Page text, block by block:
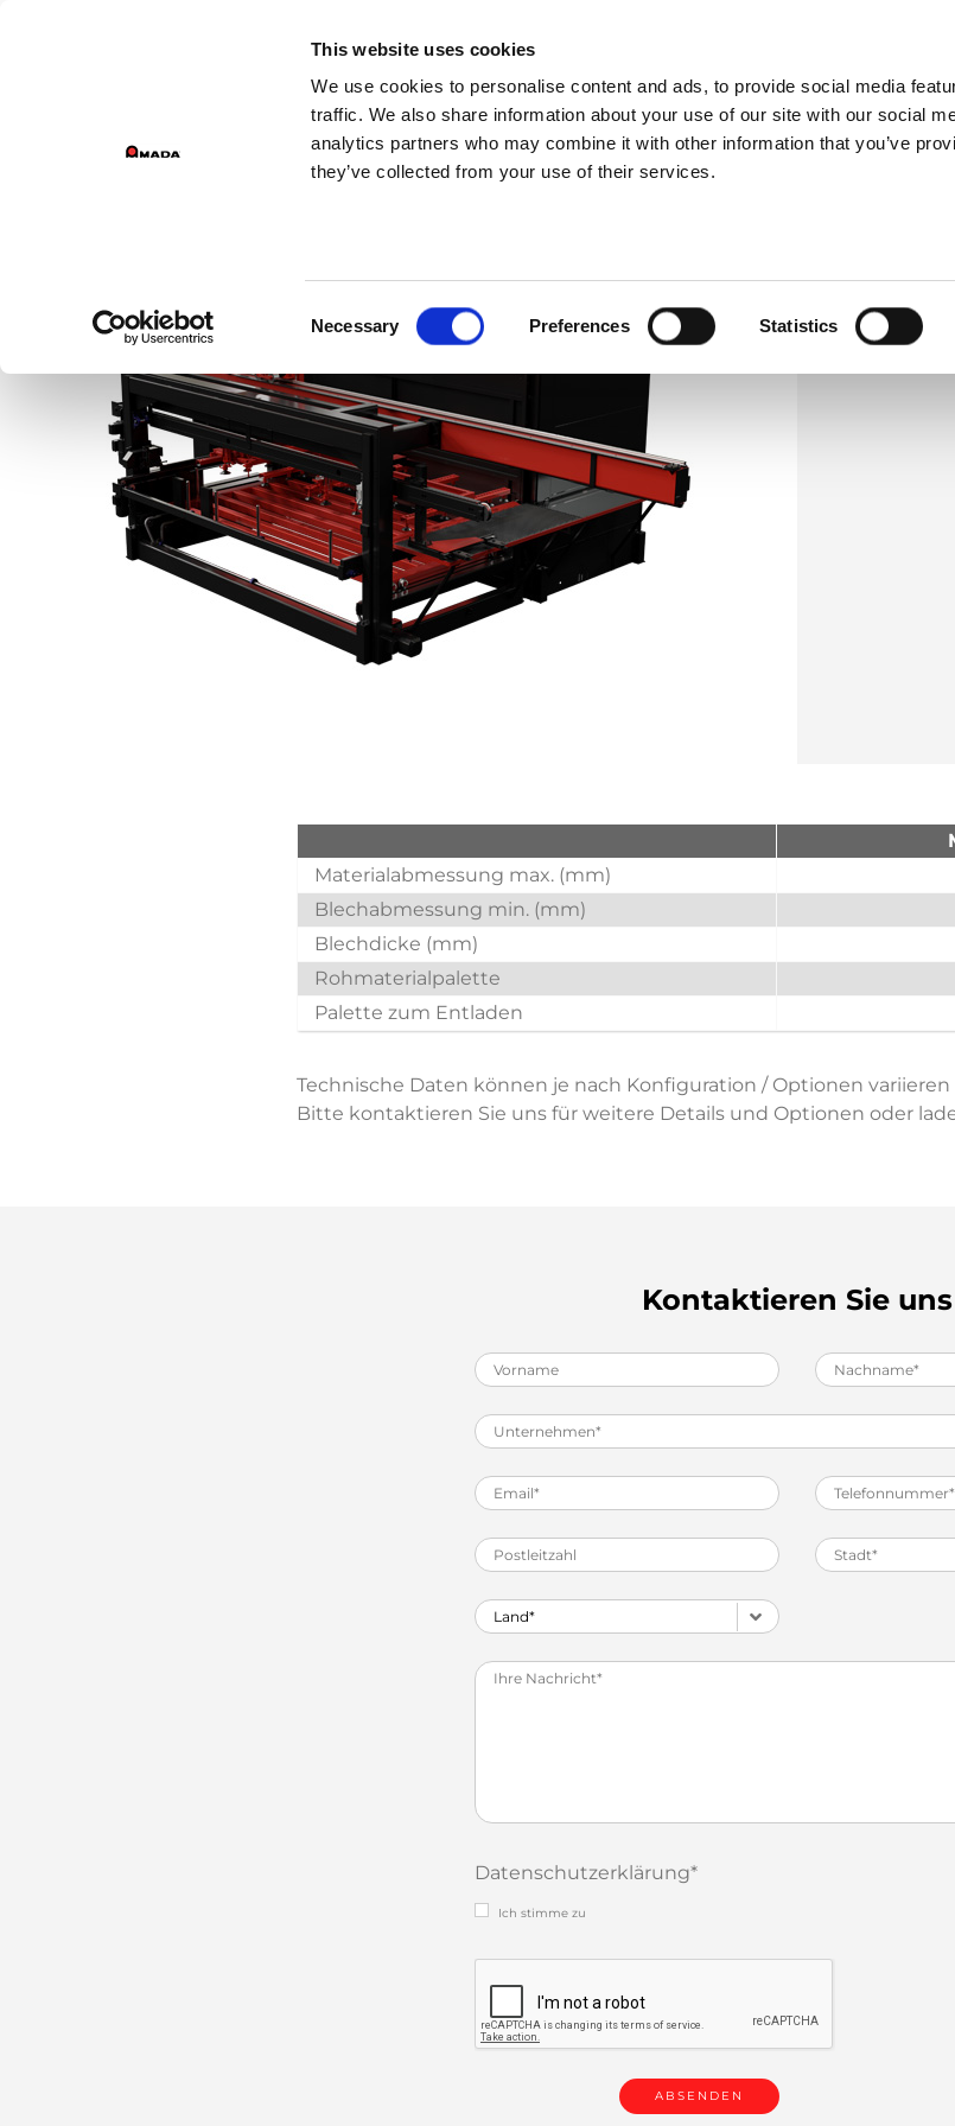
This website uses cookies
We use cookies to personalise content and ads, to provide social media
traffic. We also share information about your use of our site with our social
analytics partners who may combine it with other information that you’ve
they’ve collected from your use of their services.
Necessary Preferences Statistics
Materialabmessung max. (mm)
Blechabmessung min. (mm)
Blechdicke (mm)
Rohmaterialpalette
Palette zum Entladen
Technische Daten können je nach Konfiguration / Optionen variieren
Bitte kontaktieren Sie uns für weitere Details und Optionen oder
Kontaktieren Sie uns
Datenschutzerklärung*
Ich stimme zu